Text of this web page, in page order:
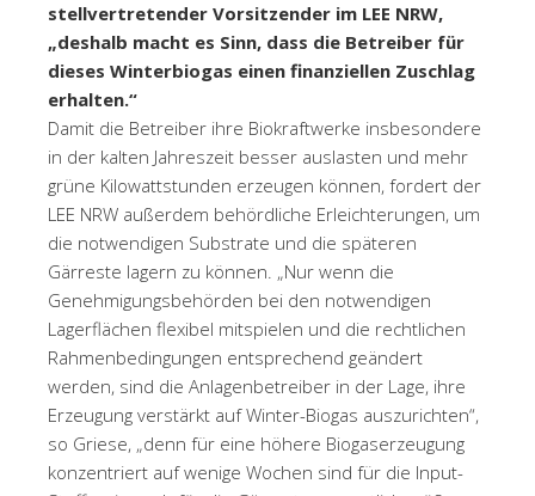
stellvertretender Vorsitzender im LEE NRW,
„deshalb macht es Sinn, dass die Betreiber für
dieses Winterbiogas einen finanziellen Zuschlag
erhalten.“
Damit die Betreiber ihre Biokraftwerke insbesondere
in der kalten Jahreszeit besser auslasten und mehr
grüne Kilowattstunden erzeugen können, fordert der
LEE NRW außerdem behördliche Erleichterungen, um
die notwendigen Substrate und die späteren
Gärreste lagern zu können. „Nur wenn die
Genehmigungsbehörden bei den notwendigen
Lagerflächen flexibel mitspielen und die rechtlichen
Rahmenbedingungen entsprechend geändert
werden, sind die Anlagenbetreiber in der Lage, ihre
Erzeugung verstärkt auf Winter-Biogas auszurichten“,
so Griese, „denn für eine höhere Biogaserzeugung
konzentriert auf wenige Wochen sind für die Input-